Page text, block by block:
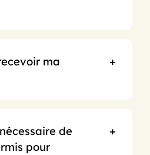
ma
de
pour